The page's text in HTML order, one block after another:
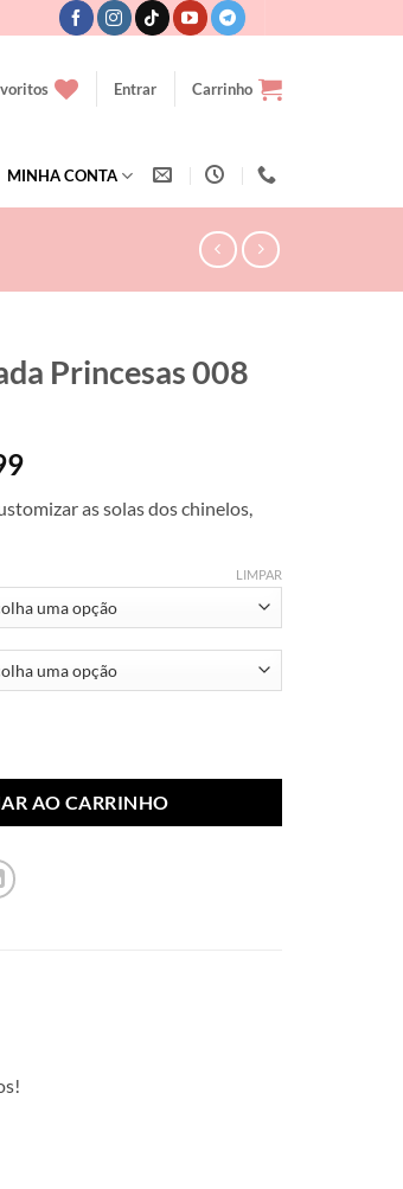
Entrar Carrinho
MINHA CONTA
Princesas 008
Faixa
preço:
R$ 10,99
as solas dos chinelos,
LIMPAR
AO CARRINHO